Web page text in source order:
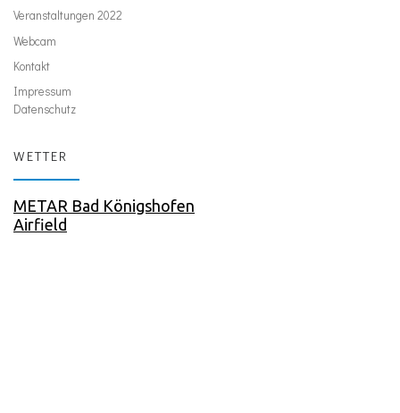
Veranstaltungen 2022
Webcam
Kontakt
Impressum
Datenschutz
WETTER
METAR Bad Königshofen
Airfield